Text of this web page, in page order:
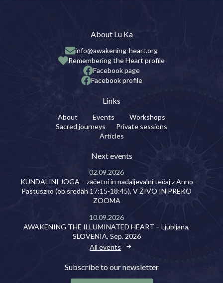
About Lu Ka
info@awakening-heart.org
Remembering the Heart profile
Facebook page
Facebook profile
Links
About Events
Workshops
Sacred journeys
Private sessions
Articles
Next events
02.09.2026
KUNDALINI JOGA – začetni in nadaljevalni tečaj z Anno
Pastuszko (ob sredah 17:15-18:45), V ŽIVO IN PREKO
ZOOMA
10.09.2026
AWAKENING THE ILLUMINATED HEART – Ljubljana,
SLOVENIA, Sep. 2026
All events
Subscribe to our newsletter